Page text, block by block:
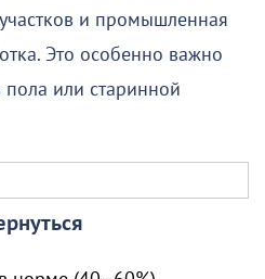
и промышленная
Это особенно важно
или старинной